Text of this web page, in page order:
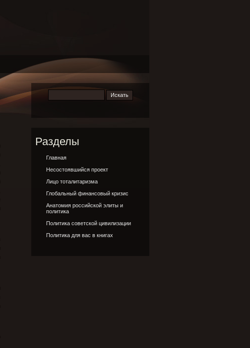
Разделы
Главная
Несостоявшийся проект
Лицо тоталитаризма
Глобальный финансовый кризис
Анатомия российской элиты и
политика
Политика советской цивилизации
Политика для вас в книгах